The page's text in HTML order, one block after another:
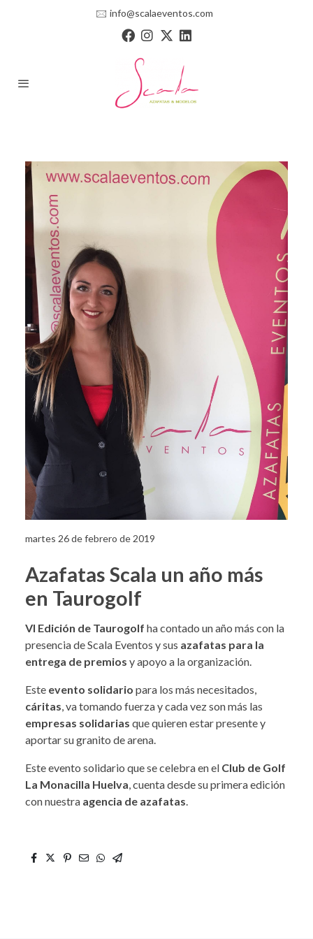
🖂 info@scalaeventos.com
martes 26 de febrero de 2019
Azafatas Scala un año más
en Taurogolf
VI Edición de Taurogolf ha contado un año más con la
presencia de Scala Eventos y sus azafatas para la
entrega de premios y apoyo a la organización.
Este evento solidario para los más necesitados,
cáritas, va tomando fuerza y cada vez son más las
empresas solidarias que quieren estar presente y
aportar su granito de arena.
Este evento solidario que se celebra en el Club de Golf
La Monacilla Huelva, cuenta desde su primera edición
con nuestra agencia de azafatas.